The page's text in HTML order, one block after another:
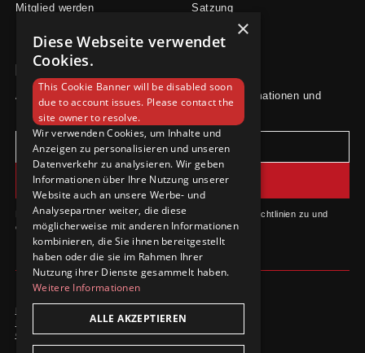
Mitglied werden Satzung
Newsletter
Abonniere unseren Newsletter für aktuelle Informationen und
Neuigkeiten.
Durch das Abonnieren stimmst du unseren Datenschutzrichtlinien zu und
erhältst Updates.
Datenschutzrichtlinie
Cookie-Einstellungen
×
Diese Webseite verwendet
Cookies.
This Cookie Banner will be disabled soon
due to account issues. Please contact the
site owner to resolve.
Wir verwenden Cookies, um Inhalte und
Anzeigen zu personalisieren und unseren
Datenverkehr zu analysieren. Wir geben
Informationen über Ihre Nutzung unserer
Website auch an unsere Werbe- und
Analysepartner weiter, die diese
möglicherweise mit anderen Informationen
kombinieren, die Sie ihnen bereitgestellt
haben oder die sie im Rahmen Ihrer
Nutzung ihrer Dienste gesammelt haben.
Weitere Informationen
ALLE AKZEPTIEREN